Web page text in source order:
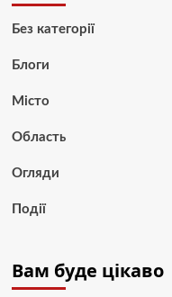
Без категорії
Блоги
Місто
Область
Огляди
Події
Вам буде цікаво